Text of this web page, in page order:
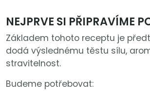
NEJPRVE SI PŘIPRAVÍME
Základem tohoto receptu je
dodá výslednému těstu sílu,
stravitelnost.
Budeme potřebovat: